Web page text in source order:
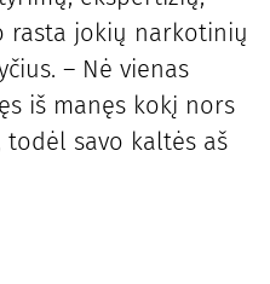
rasta jokių narkotinių
– Nė vienas
iš manęs kokį nors
savo kaltės aš